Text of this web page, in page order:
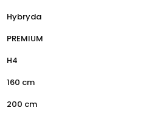
Hybryda
PREMIUM
H4
160 cm
200 cm